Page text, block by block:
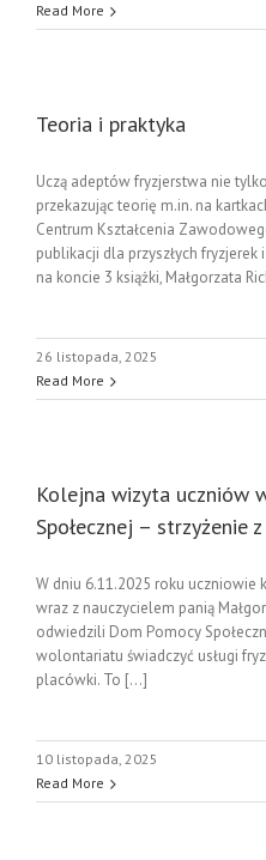
Read More
Teoria i praktyka
Uczą adeptów fryzjerstwa nie
przekazując teorię m.in. na
Centrum Kształcenia
publikacji dla przyszłych
na koncie 3 książki, Małgorzata
26 listopada, 2025
Read More
Kolejna wizyta uczniów
Społecznej – strzyżenie
W dniu 6.11.2025 roku uczniowie
wraz z nauczycielem panią
odwiedzili Dom Pomocy
wolontariatu świadczyć usługi
placówki. To [...]
10 listopada, 2025
Read More